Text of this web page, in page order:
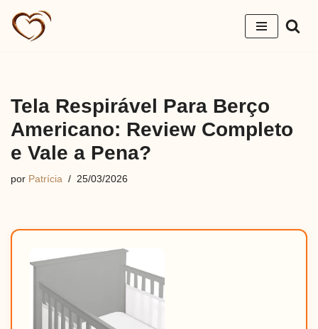
Pular
Tela Respirável Para Berço
Americano: Review Completo
e Vale a Pena?
por Patrícia 25/03/2026